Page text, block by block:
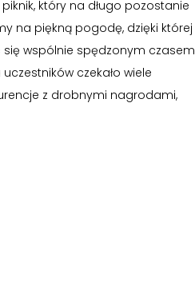
który na długo pozostanie
na piękną pogodę, dzięki której
się wspólnie spędzonym czasem
czekało wiele
z drobnymi nagrodami,